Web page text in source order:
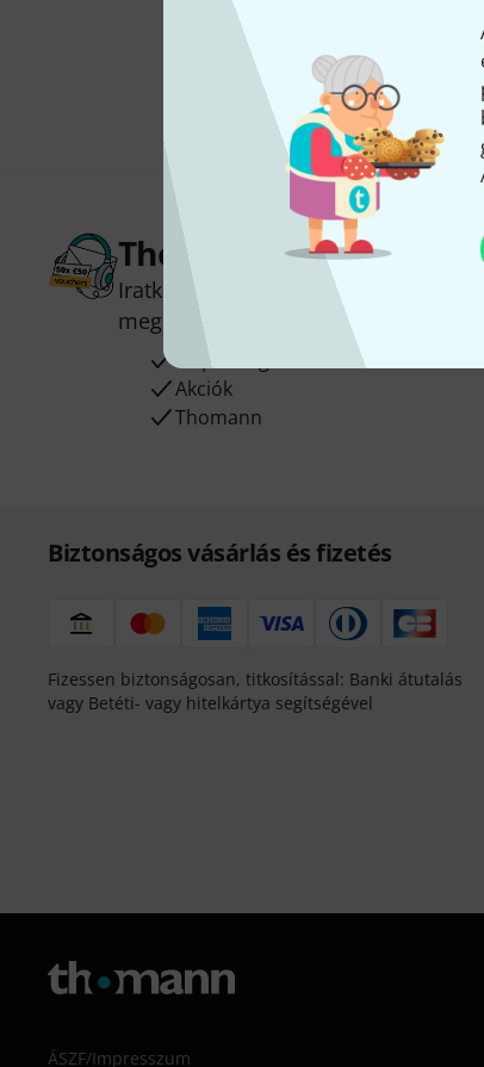
Thomann hírlevél
Iratkozz fel a Thomann angol nyelvű
megnyerheted a
egyenként
Inspiráló gondolatok
Akciók
Thomann
Biztonságos vásárlás és fizetés
Fizessen biztonságosan, titkosítással: Banki átutalás
vagy Betéti- vagy hitelkártya segítségével
ÁSZF/Impresszum